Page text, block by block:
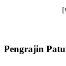
Pengrajin